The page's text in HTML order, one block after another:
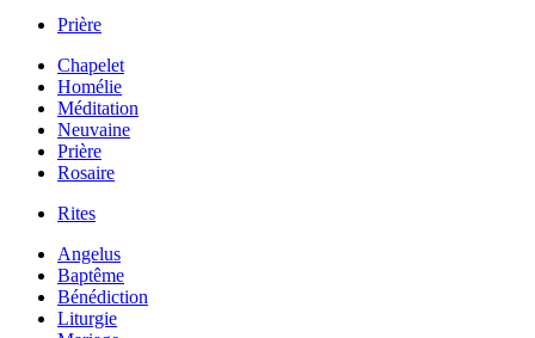
Prière
Chapelet
Homélie
Méditation
Neuvaine
Prière
Rosaire
Rites
Angelus
Baptême
Bénédiction
Liturgie